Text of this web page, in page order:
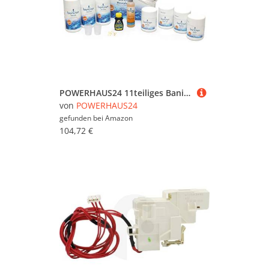
Camping & Zubehör (30.490)
Eisenwaren & Beschläge
Fliesen (112.713)
Garagen & Carports
(209.618)
Kamine & Öfen (135.758)
Leitern (56.493)
Malern & Tapezieren
(1.108.711)
POWERHAUS24 11teiliges Banisan Wasserpflege-Set Erstausstattung Whirlpool mit individuellem Badezusatz-Mandarin
von POWERHAUS24
gefunden bei Amazon
104,72 €